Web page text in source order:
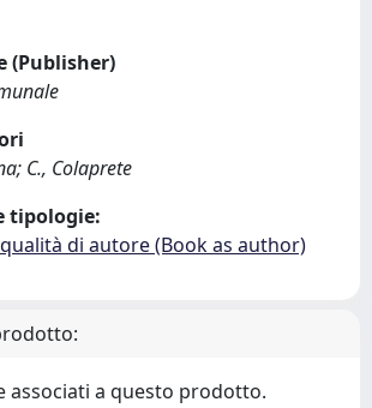
(Publisher)
C., Colaprete
tipologie:
di autore (Book as author)
associati a questo prodotto.